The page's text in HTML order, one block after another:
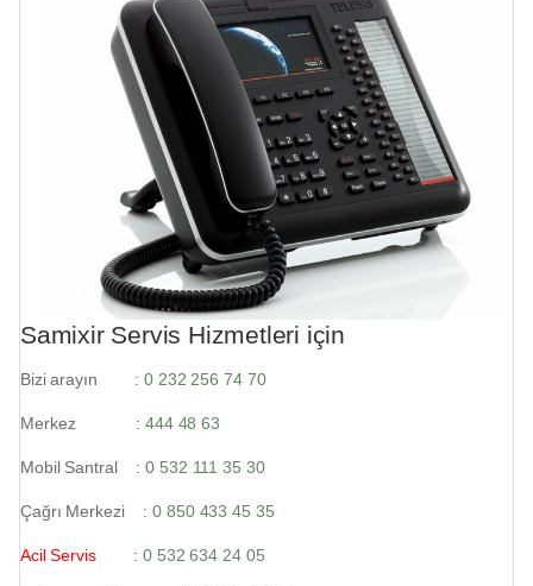
Samixir Servis Hizmetleri için
Bizi arayın : 0 232 256 74 70
Merkez : 444 48 63
Mobil Santral :0 532 111 35 30
Çağrı Merkezi :0 850 433 45 35
Acil Servis : 0 532 634 24 05